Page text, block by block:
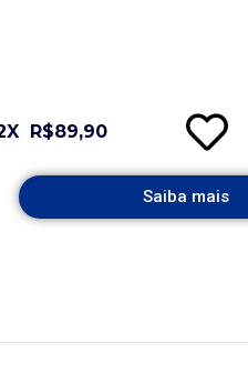
R$89,90
Saiba mais